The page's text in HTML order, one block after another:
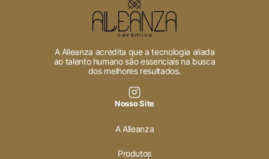
A Alleanza acredita que a tecnologia aliada
ao talento humano são essenciais na busca
dos melhores resultados.
Nosso Site
A Alleanza
Produtos